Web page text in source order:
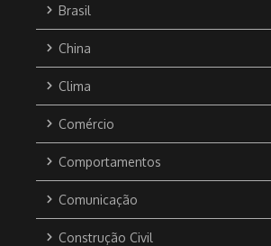
Brasil
China
Clima
Comércio
Comportamentos
Comunicação
Construção Civil